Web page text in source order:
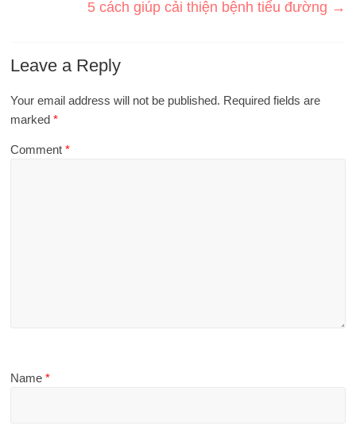
5 cách giúp cải thiện bệnh tiểu đường →
Leave a Reply
Your email address will not be published. Required fields are
marked*
Comment*
Name*